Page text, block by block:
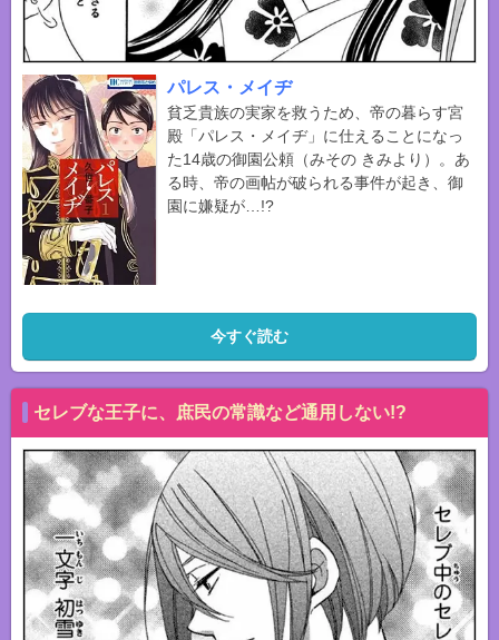
パレス・メイヂ
貧乏貴族の実家を救うため、帝の暮らす宮
殿「パレス・メイヂ」に仕えることになっ
た14歳の御園公頼（みその きみより）。あ
る時、帝の画帖が破られる事件が起き、御
園に嫌疑が…!?
今すぐ読む
セレブな王子に、庶民の常識など通用しない!?